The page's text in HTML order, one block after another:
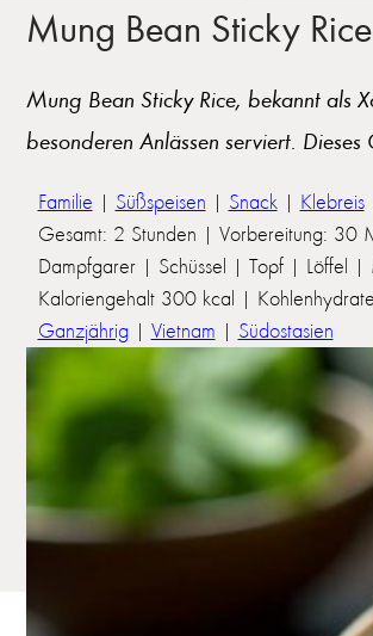
Mung Bean Sticky
Mung Bean Sticky Rice, bekannt als
besonderen Anlässen serviert.
Familie | Süßspeisen | Snack| Klebreis
Gesamt: 2 Stunden | Vorbereitung: 30
Dampfgarer | Schüssel | Topf | Löffel |
Kaloriengehalt 300 kcal |
Ganzjährig | Vietnam | Südostasien